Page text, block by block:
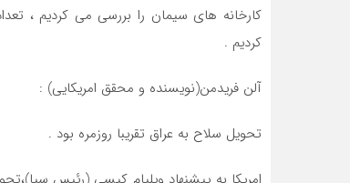
كارخانه های سیمان را بررسی می كردیم ،
كردیم .
آلن فریدمن(نویسنده و محقق امریكایی) :
تحویل سلاح به عراق تقریبا روزمره بود .